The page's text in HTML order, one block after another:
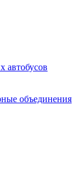
автобусов
объединения